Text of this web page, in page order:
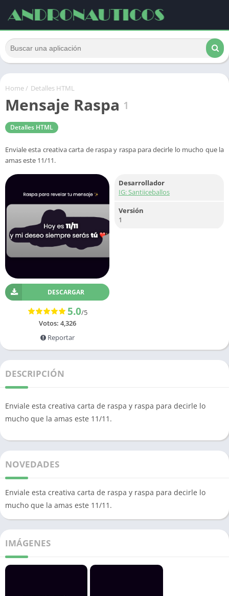
Home/ Detalles HTML
Mensaje Raspa 1
Detalles HTML
Enviale esta creativa carta de raspa y raspa para decirle lo mucho que la
amas este 11/11.
DESCARGAR
5.0/5
Votos: 4,326
Reportar
Desarrollador
IG: Santiiceballos
Versión
1
DESCRIPCIÓN
Enviale esta creativa carta de raspa y raspa para decirle lo
mucho que la amas este 11/11.
NOVEDADES
Enviale esta creativa carta de raspa y raspa para decirle lo
mucho que la amas este 11/11.
IMÁGENES